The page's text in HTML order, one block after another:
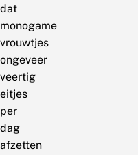
dat
monogame
vrouwtjes
ongeveer
veertig
eitjes
per
dag
afzetten